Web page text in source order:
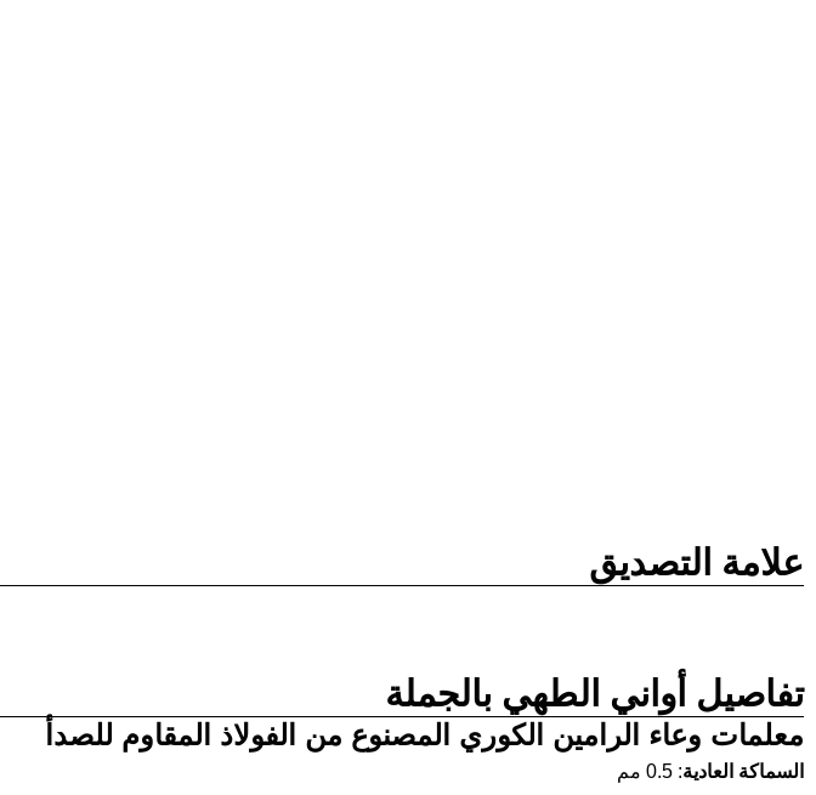
علامة التصديق
تفاصيل أواني الطهي بالجملة
معلمات وعاء الرامين الكوري المصنوع من الفولاذ المقاوم للصدأ
السماكة العادية: 0.5 مم